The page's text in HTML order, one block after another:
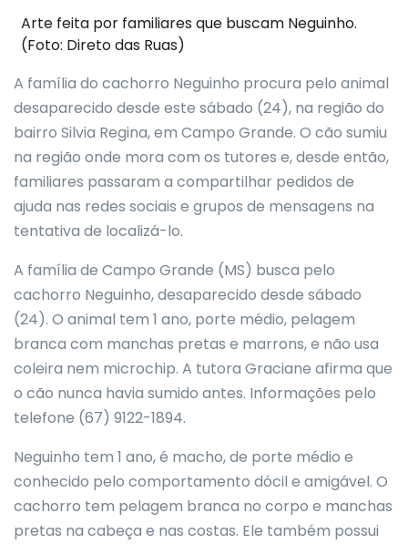
Arte feita por familiares que buscam Neguinho.
(Foto: Direto das Ruas)
A família do cachorro Neguinho procura pelo animal
desaparecido desde este sábado (24), na região do
bairro Silvia Regina, em Campo Grande. O cão sumiu
na região onde mora com os tutores e, desde então,
familiares passaram a compartilhar pedidos de
ajuda nas redes sociais e grupos de mensagens na
tentativa de localizá-lo.
A família de Campo Grande (MS) busca pelo
cachorro Neguinho, desaparecido desde sábado
(24). O animal tem 1 ano, porte médio, pelagem
branca com manchas pretas e marrons, e não usa
coleira nem microchip. A tutora Graciane afirma que
o cão nunca havia sumido antes. Informações pelo
telefone (67) 9122-1894.
Neguinho tem 1 ano, é macho, de porte médio e
conhecido pelo comportamento dócil e amigável. O
cachorro tem pelagem branca no corpo e manchas
pretas na cabeça e nas costas. Ele também possui